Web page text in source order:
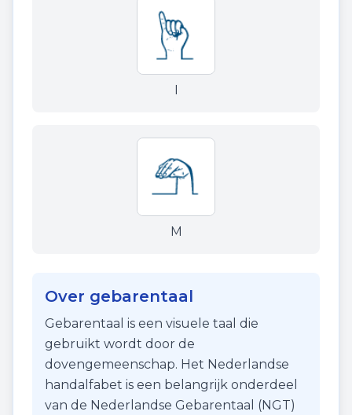
I
M
Over gebarentaal
Gebarentaal is een visuele taal die
gebruikt wordt door de
dovengemeenschap. Het Nederlandse
handalfabet is een belangrijk onderdeel
van de Nederlandse Gebarentaal (NGT)